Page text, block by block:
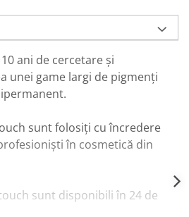
ani de cercetare și
unei game largi de pigmenți
sunt folosiți cu încredere
în cosmetică din
sunt disponibili în 24 de